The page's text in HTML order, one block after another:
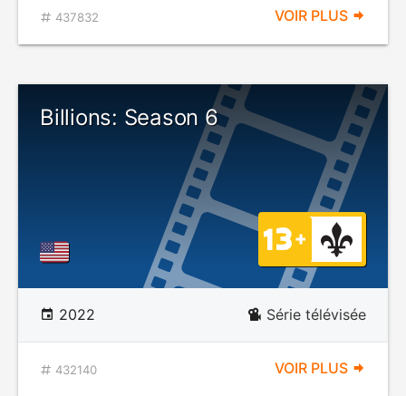
437832 VOIR PLUS
Billions: Season 6
2022 Série télévisée
432140 VOIR PLUS